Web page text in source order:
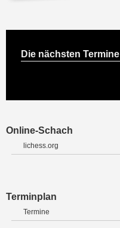
Die nächsten Termine
Online-Schach
lichess.org
Terminplan
Termine